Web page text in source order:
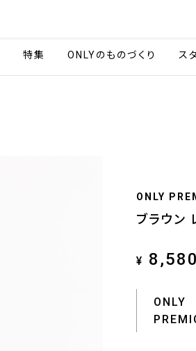
特集 ONLYのものづくり ス
ONLY
ブラウン
¥ 8,580
ONLY